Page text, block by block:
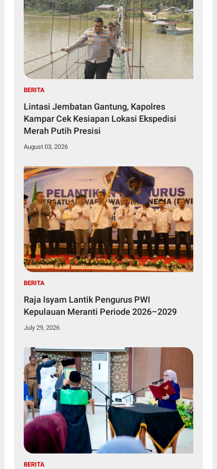
BERITA
Lintasi Jembatan Gantung, Kapolres
Kampar Cek Kesiapan Lokasi Ekspedisi
Merah Putih Presisi
August 03, 2026
BERITA
Raja Isyam Lantik Pengurus PWI
Kepulauan Meranti Periode 2026–2029
July 29, 2026
BERITA